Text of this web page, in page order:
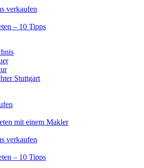
verkaufen
– 10 Tipps
Stuttgart
mit einem Makler
verkaufen
– 10 Tipps